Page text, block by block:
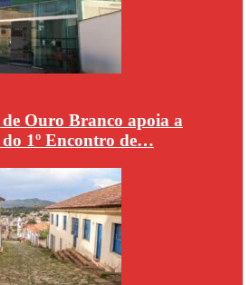
Ouro Branco apoia a
do 1º Encontro de…